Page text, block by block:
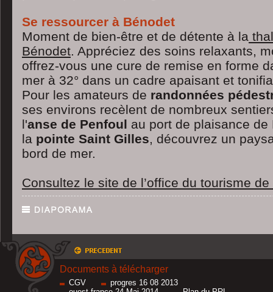
Se ressourcer à Bénodet
Moment de bien-être et de détente à la
Bénodet. Appréciez des soins relaxants,
offrez-vous une cure de remise en forme
mer à 32° dans un cadre apaisant et
Pour les amateurs de randonnées
ses environs recèlent de nombreux
l'anse de Penfoul au port de plaisance
la pointe Saint Gilles, découvrez un
bord de mer.
Consultez le site de l’office du tourisme
Documents à télécharger
CGV
progres 16 08 2013